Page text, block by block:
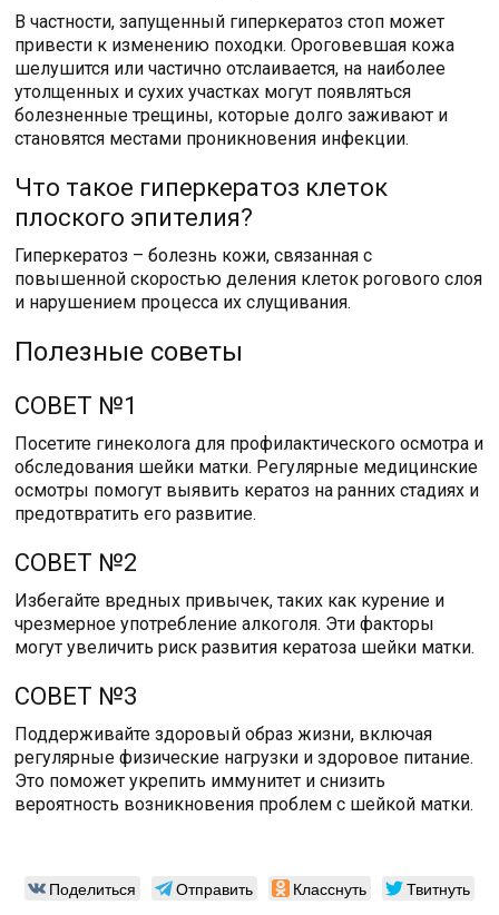
В частности, запущенный гиперкератоз стоп может
привести к изменению походки. Ороговевшая кожа
шелушится или частично отслаивается, на наиболее
утолщенных и сухих участках могут появляться
болезненные трещины, которые долго заживают и
становятся местами проникновения инфекции.
Что такое гиперкератоз клеток
плоского эпителия?
Гиперкератоз – болезнь кожи, связанная с
повышенной скоростью деления клеток рогового слоя
и нарушением процесса их слущивания.
Полезные советы
СОВЕТ №1
Посетите гинеколога для профилактического осмотра и
обследования шейки матки. Регулярные медицинские
осмотры помогут выявить кератоз на ранних стадиях и
предотвратить его развитие.
СОВЕТ №2
Избегайте вредных привычек, таких как курение и
чрезмерное употребление алкоголя. Эти факторы
могут увеличить риск развития кератоза шейки матки.
СОВЕТ №3
Поддерживайте здоровый образ жизни, включая
регулярные физические нагрузки и здоровое питание.
Это поможет укрепить иммунитет и снизить
вероятность возникновения проблем с шейкой матки.
Поделиться Отправить Класснуть Твитнуть